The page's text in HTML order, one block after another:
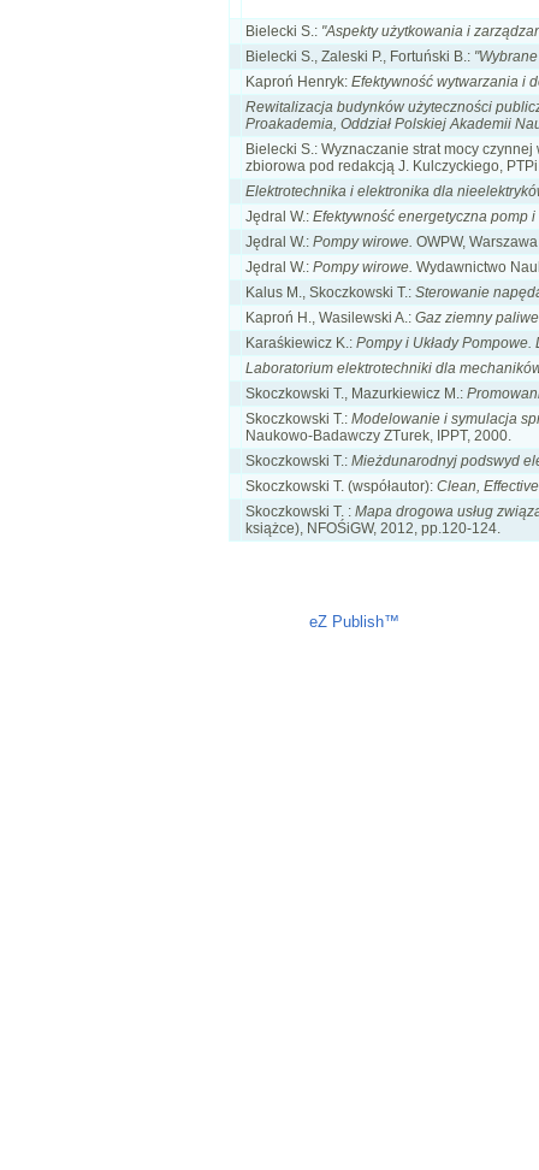
Bielecki S.:"Aspekty użytkowania i
Bielecki S., Zaleski P., Fortuński B.:"Wybrane
Kaproń Henryk:Efektywność wytwarzania i
Rewitalizacja budynków użyteczności
Proakademia, Oddział Polskiej Akademii
Bielecki S.: Wyznaczanie strat mocy
zbiorowa pod redakcją J. Kulczyckiego,
Elektrotechnika i elektronika dla
Jędral W.: Efektywność energetyczna pomp
Jędral W.:Pompy wirowe. OWPW,
Jędral W.: Pompy wirowe. Wydawnictwo
Kalus M., Skoczkowski T.: Sterowanie
Kaproń H., Wasilewski A.: Gaz ziemny
Karaśkiewicz K.: Pompy i Układy Pompowe.
Laboratorium elektrotechniki dla
Skoczkowski T., Mazurkiewicz M.:
Skoczkowski T.: Modelowanie i symulacja
Naukowo-Badawczy ZTurek, IPPT, 2000.
Skoczkowski T.: Mieżdunarodnyj podswyd
Skoczkowski T. (współautor): Clean,
Skoczkowski T. : Mapa drogowa usług
książce), NFOŚiGW, 2012, pp.120-124.
eZ Publish™